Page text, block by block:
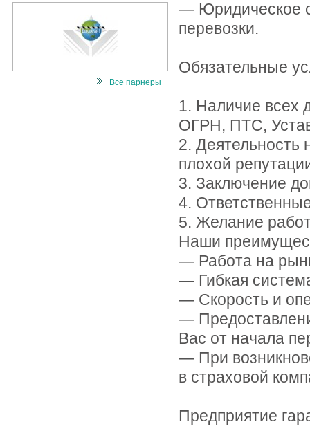
Все парнеры
— Юридическое
перевозки.
Обязательные
1. Наличие всех
ОГРН, ПТС,
2. Деятельность
плохой
3. Заключение
4.
5. Желание
Наши
— Работа на
— Гибкая
— Скорость и
—
Вас от начала
— При
в страховой
Предприятие